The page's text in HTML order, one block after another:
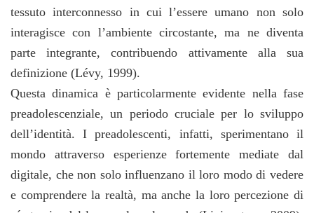
tessuto interconnesso in cui l’essere umano non solo
interagisce con l’ambiente circostante, ma ne diventa
parte integrante, contribuendo attivamente alla sua
definizione (Lévy, 1999).
Questa dinamica è particolarmente evidente nella fase
preadolescenziale, un periodo cruciale per lo sviluppo
dell’identità. I preadolescenti, infatti, sperimentano il
mondo attraverso esperienze fortemente mediate dal
digitale, che non solo influenzano il loro modo di vedere
e comprendere la realtà, ma anche la loro percezione di